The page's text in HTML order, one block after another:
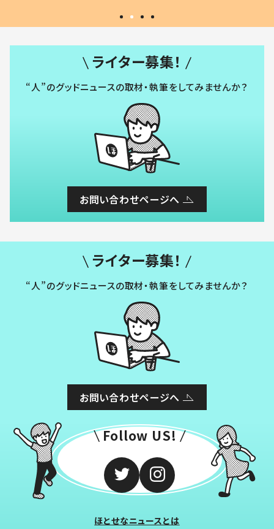
ライター募集！
“人”のグッドニュースの取材・執筆をしてみませんか？
お問い合わせページへ
ライター募集！
“人”のグッドニュースの取材・執筆をしてみませんか？
お問い合わせページへ
Follow US!
ほとせなニュースとは